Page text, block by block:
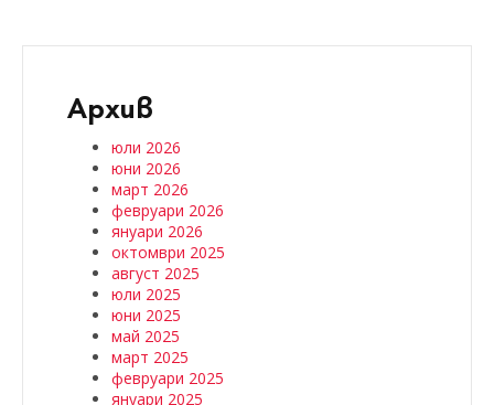
Архив
юли 2026
юни 2026
март 2026
февруари 2026
януари 2026
октомври 2025
август 2025
юли 2025
юни 2025
май 2025
март 2025
февруари 2025
януари 2025